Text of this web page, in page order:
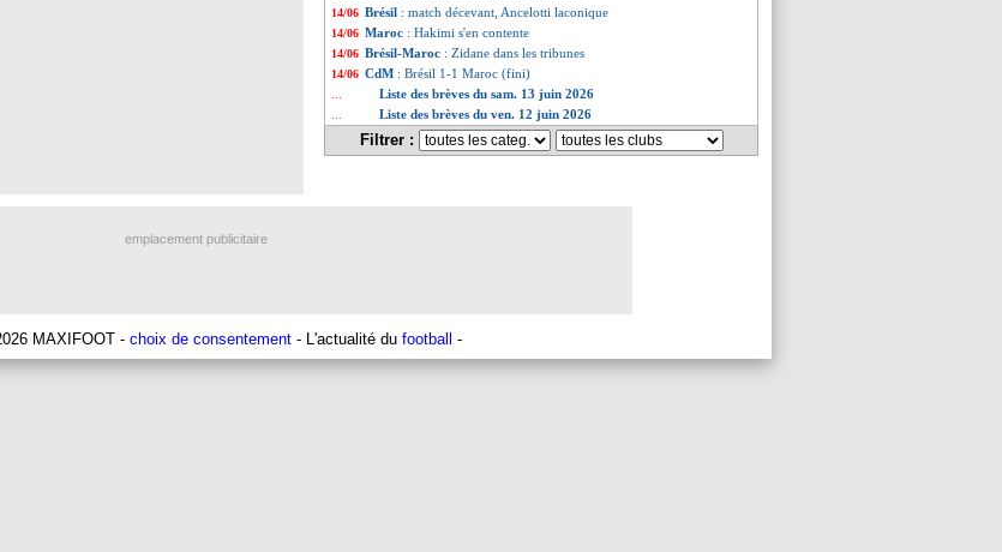
14/06 Brésil : match décevant, Ancelotti laconique
14/06 Maroc : Hakimi s'en contente
14/06 Brésil-Maroc : Zidane dans les tribunes
14/06 CdM : Brésil 1-1 Maroc (fini)
Liste des brèves du sam. 13 juin 2026
Liste des brèves du ven. 12 juin 2026
Filtrer :
emplacement publicitaire
MAXIFOOT - choix de consentement - L'actualité du football -